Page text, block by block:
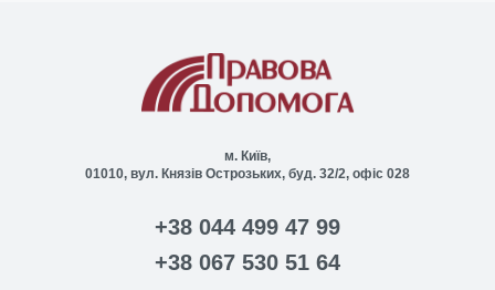
м. Київ,
01010, вул. Князів Острозьких, буд. 32/2, офіс 028
+38 044 499 47 99
+38 067 530 51 64